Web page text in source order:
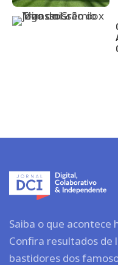
Saiba o que acontece
Confira resultados de
bastidores dos